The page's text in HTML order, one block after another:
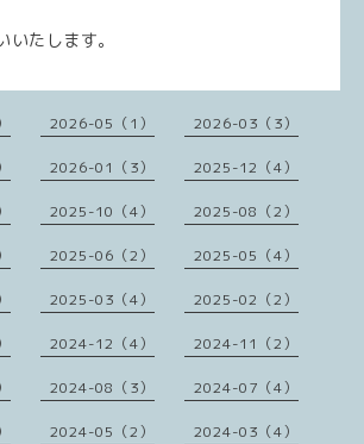
いたします。
2026-05（1） 2026-03（3）
2026-01（3） 2025-12（4）
2025-10（4） 2025-08（2）
2025-06（2） 2025-05（4）
2025-03（4） 2025-02（2）
2024-12（4） 2024-11（2）
2024-08（3） 2024-07（4）
2024-05（2） 2024-03（4）